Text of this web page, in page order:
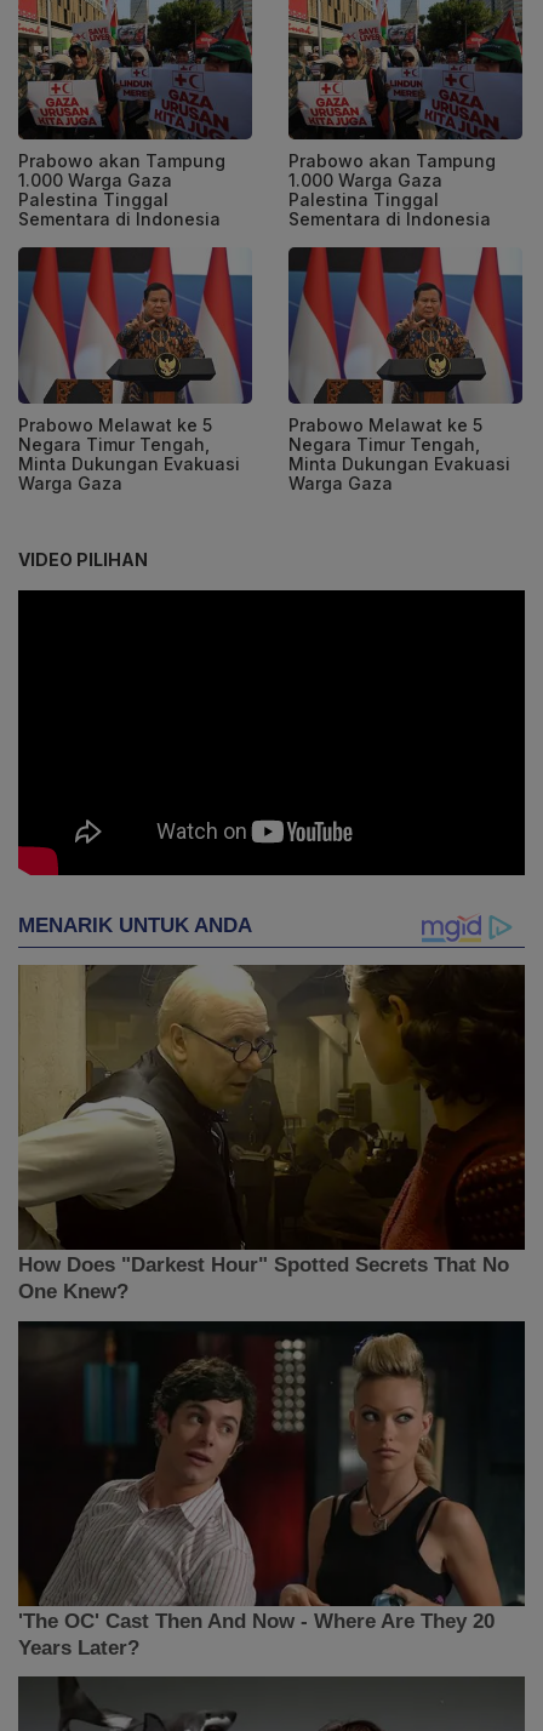
Prabowo akan Tampung
1.000 Warga Gaza
Palestina Tinggal
Sementara di Indonesia
Prabowo akan Tampung
1.000 Warga Gaza
Palestina Tinggal
Sementara di Indonesia
Prabowo Melawat ke 5
Negara Timur Tengah,
Minta Dukungan Evakuasi
Warga Gaza
Prabowo Melawat ke 5
Negara Timur Tengah,
Minta Dukungan Evakuasi
Warga Gaza
VIDEO PILIHAN